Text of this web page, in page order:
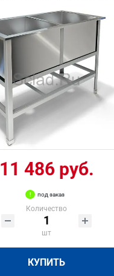
11 486 руб.
под заказ
Количество
шт
КУПИТЬ